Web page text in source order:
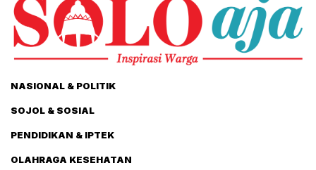
NASIONAL & POLITIK
SOJOL & SOSIAL
PENDIDIKAN & IPTEK
OLAHRAGA KESEHATAN